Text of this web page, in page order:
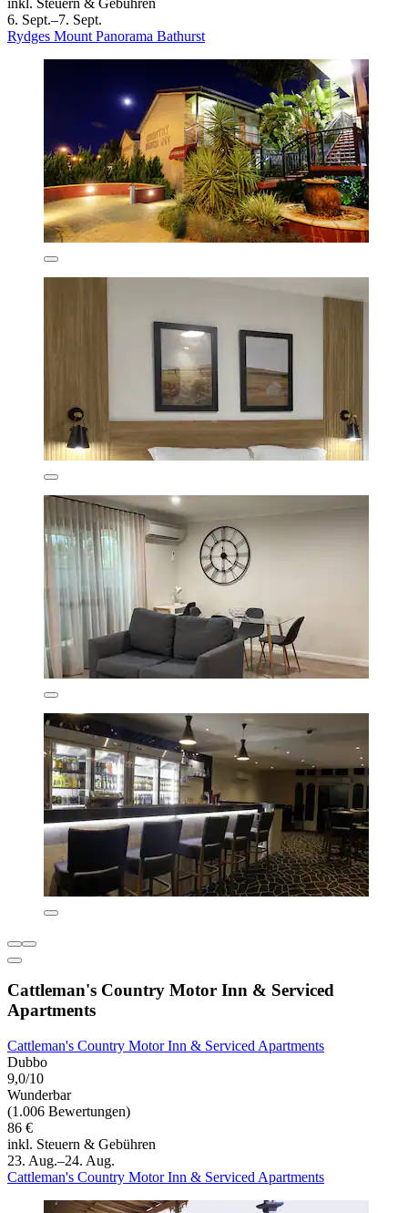
6. Sept.–7. Sept.
Rydges Mount Panorama Bathurst
Cattleman's Country Motor Inn & Serviced
Apartments
Cattleman's Country Motor Inn & Serviced Apartments
Dubbo
9,0/10
Wunderbar
(1.006 Bewertungen)
86 €
inkl. Steuern & Gebühren
23. Aug.–24. Aug.
Cattleman's Country Motor Inn & Serviced Apartments